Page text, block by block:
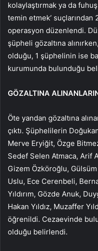
kolaylaştırmak ya da
temin etmek’
operasyon düzenlendi.
şüpheli gözaltına
olduğu, 1 şüphelinin ise
kurumunda bulunduğu
GÖZALTINA
Öte yandan gözaltına
çıktı. Şüphelilerin
Merve Eryiğit, Özge
Sedef Selen Atmaca, Arif
Gizem Özköroğlu,
Uslu, Ece Cerenbeli,
Yıldırım, Gözde Anuk,
Hakan Yıldız, Muzaffer
öğrenildi. Cezaevinde
olduğu belirlendi.